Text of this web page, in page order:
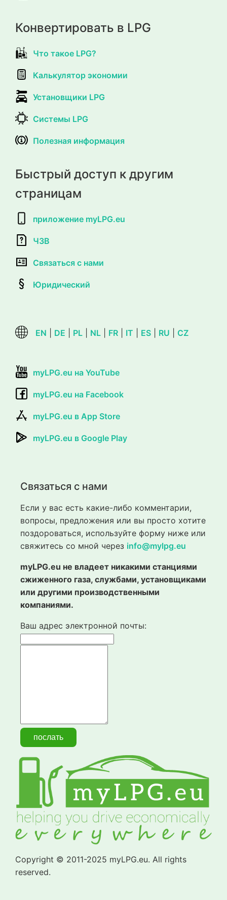
Конвертировать в LPG
Что такое LPG?
Калькулятор экономии
Установщики LPG
Системы LPG
Полезная информация
Быстрый доступ к другим
страницам
приложение myLPG.eu
ЧЗВ
Связаться с нами
Юридический
EN DE PL NL FR IT ES RU CZ
myLPG.eu на YouTube
myLPG.eu на Facebook
myLPG.eu в App Store
myLPG.eu в Google Play
Связаться с нами
Если у вас есть какие-либо комментарии,
вопросы, предложения или вы просто хотите
поздороваться, используйте форму ниже или
свяжитесь со мной через info@mylpg.eu
myLPG.eu не владеет никакими станциями
сжиженного газа, службами, установщиками
или другими производственными
компаниями.
Ваш адрес электронной почты:
Copyright © 2011-2025 myLPG.eu. All rights
reserved.